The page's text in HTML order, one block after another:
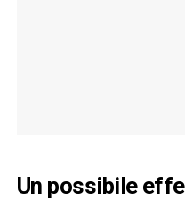
Un possibile